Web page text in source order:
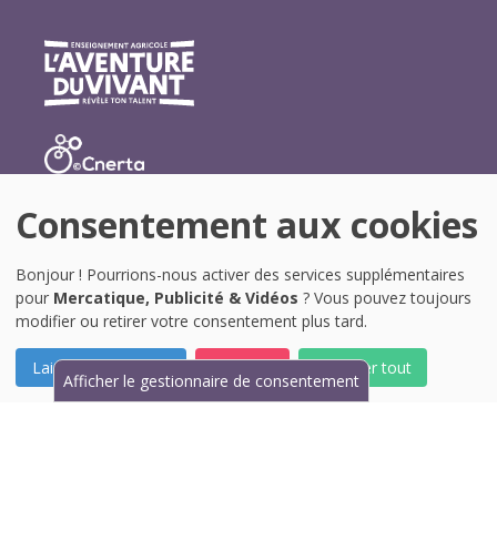
Consentement aux cookies
Bonjour ! Pourrions-nous activer des services supplémentaires
pour Mercatique, Publicité & Vidéos ? Vous pouvez toujours
modifier ou retirer votre consentement plus tard.
Laissez-moi choisir Je refuse Accepter tout
Afficher le gestionnaire de consentement